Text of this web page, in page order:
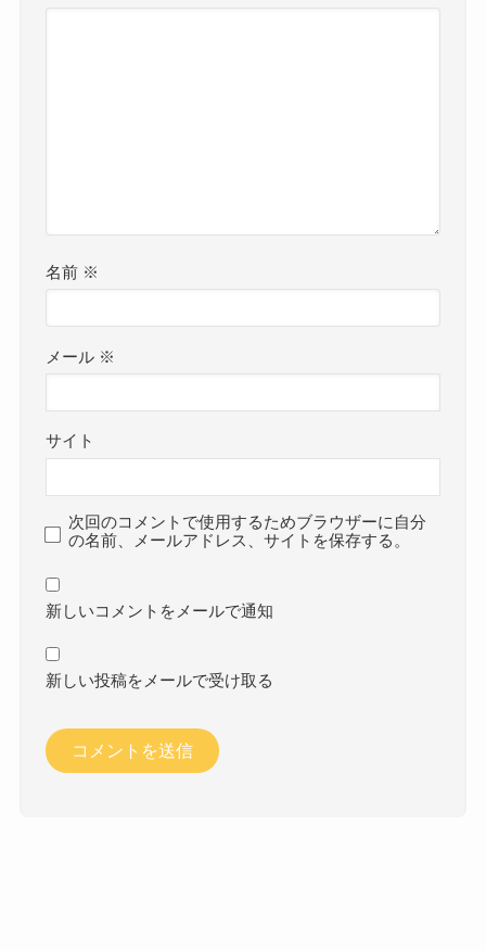
名前 ※
メール ※
サイト
次回のコメントで使用するためブラウザーに自分
の名前、メールアドレス、サイトを保存する。
新しいコメントをメールで通知
新しい投稿をメールで受け取る